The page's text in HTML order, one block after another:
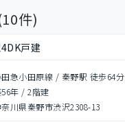
10件)
戸建
田急小田原線 / 秦野駅 徒歩64分
年 /2階建
川県秦野市渋沢2308-13